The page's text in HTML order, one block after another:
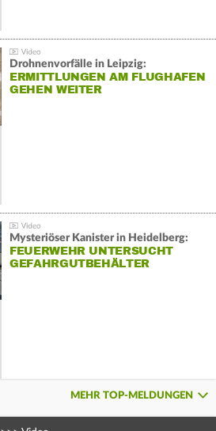
Drohnenvorfälle in Leipzig:
ERMITTLUNGEN AM FLUGHAFEN
GEHEN WEITER
Mysteriöser Kanister in Heidelberg:
FEUERWEHR UNTERSUCHT
GEFAHRGUTBEHÄLTER
MEHR TOP-MELDUNGEN